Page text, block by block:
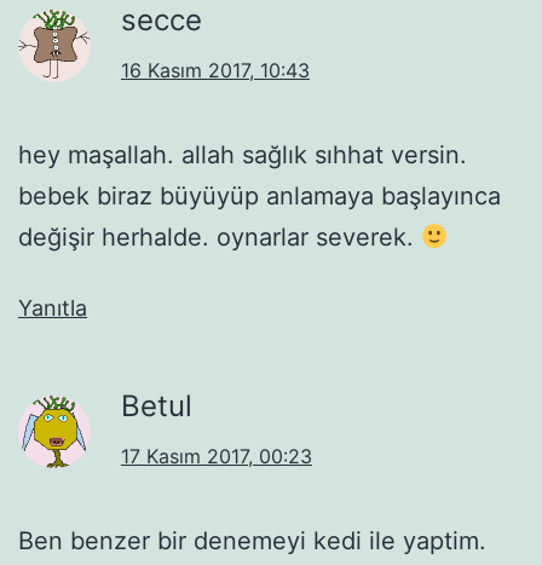
secce
16 Kasım 2017, 10:43
hey maşallah. allah sağlık sıhhat versin.
bebek biraz büyüyüp anlamaya başlayınca
değişir herhalde. oynarlar severek.
Yanıtla
Betul
17 Kasım 2017, 00:23
Ben benzer bir denemeyi kedi ile yaptim.